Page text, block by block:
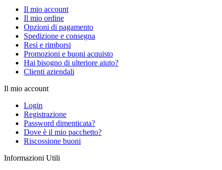
Il mio account
Il mio ordine
Opzioni di pagamento
Spedizione e consegna
Resi e rimborsi
Promozioni e buoni acquisto
Hai bisogno di ulteriore aiuto?
Clienti aziendali
Il mio account
Login
Registrazione
Password dimenticata?
Dove è il mio pacchetto?
Riscossione buoni
Informazioni Utili